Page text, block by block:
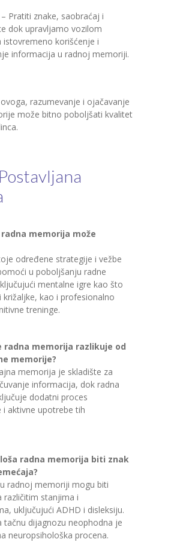
– Pratiti znake, saobraćaj i
dok upravljamo vozilom
istovremeno korišćenje i
informacija u radnoj memoriji.
razumevanje i ojačavanje
može bitno poboljšati kvalitet
radna memorija može
određene strategije i vežbe
u poboljšanju radne
mentalne igre kao što
križaljke, kao i profesionalno
treninge.
radna memorija razlikuje od
memorije?
memorija je skladište za
informacija, dok radna
dodatni proces
i aktivne upotrebe tih
loša radna memorija biti znak
radnoj memoriji mogu biti
različitim stanjima i
uključujući ADHD i disleksiju.
tačnu dijagnozu neophodna je
neuropsihološka procena.